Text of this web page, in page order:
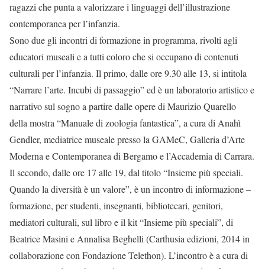
ragazzi che punta a valorizzare i linguaggi dell’illustrazione
contemporanea per l’infanzia.
Sono due gli incontri di formazione in programma, rivolti agli
educatori museali e a tutti coloro che si occupano di contenuti
culturali per l’infanzia. Il primo, dalle ore 9.30 alle 13, si intitola
“Narrare l’arte. Incubi di passaggio” ed è un laboratorio artistico e
narrativo sul sogno a partire dalle opere di Maurizio Quarello
della mostra “Manuale di zoologia fantastica”, a cura di Anahì
Gendler, mediatrice museale presso la GAMeC, Galleria d’Arte
Moderna e Contemporanea di Bergamo e l’Accademia di Carrara.
Il secondo, dalle ore 17 alle 19, dal titolo “Insieme più speciali.
Quando la diversità è un valore”, è un incontro di informazione –
formazione, per studenti, insegnanti, bibliotecari, genitori,
mediatori culturali, sul libro e il kit “Insieme più speciali”, di
Beatrice Masini e Annalisa Beghelli (Carthusia edizioni, 2014 in
collaborazione con Fondazione Telethon). L’incontro è a cura di